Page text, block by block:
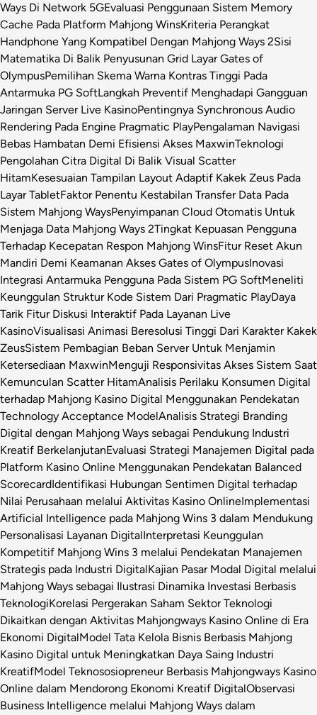
Ways Di Network 5GEvaluasi Penggunaan Sistem Memory
Cache Pada Platform Mahjong WinsKriteria Perangkat
Handphone Yang Kompatibel Dengan Mahjong Ways 2Sisi
Matematika Di Balik Penyusunan Grid Layar Gates of
OlympusPemilihan Skema Warna Kontras Tinggi Pada
Antarmuka PG SoftLangkah Preventif Menghadapi Gangguan
Jaringan Server Live KasinoPentingnya Synchronous Audio
Rendering Pada Engine Pragmatic PlayPengalaman Navigasi
Bebas Hambatan Demi Efisiensi Akses MaxwinTeknologi
Pengolahan Citra Digital Di Balik Visual Scatter
HitamKesesuaian Tampilan Layout Adaptif Kakek Zeus Pada
Layar TabletFaktor Penentu Kestabilan Transfer Data Pada
Sistem Mahjong WaysPenyimpanan Cloud Otomatis Untuk
Menjaga Data Mahjong Ways 2Tingkat Kepuasan Pengguna
Terhadap Kecepatan Respon Mahjong WinsFitur Reset Akun
Mandiri Demi Keamanan Akses Gates of OlympusInovasi
Integrasi Antarmuka Pengguna Pada Sistem PG SoftMeneliti
Keunggulan Struktur Kode Sistem Dari Pragmatic PlayDaya
Tarik Fitur Diskusi Interaktif Pada Layanan Live
KasinoVisualisasi Animasi Beresolusi Tinggi Dari Karakter Kakek
ZeusSistem Pembagian Beban Server Untuk Menjamin
Ketersediaan MaxwinMenguji Responsivitas Akses Sistem Saat
Kemunculan Scatter HitamAnalisis Perilaku Konsumen Digital
terhadap Mahjong Kasino Digital Menggunakan Pendekatan
Technology Acceptance ModelAnalisis Strategi Branding
Digital dengan Mahjong Ways sebagai Pendukung Industri
Kreatif BerkelanjutanEvaluasi Strategi Manajemen Digital pada
Platform Kasino Online Menggunakan Pendekatan Balanced
ScorecardIdentifikasi Hubungan Sentimen Digital terhadap
Nilai Perusahaan melalui Aktivitas Kasino OnlineImplementasi
Artificial Intelligence pada Mahjong Wins 3 dalam Mendukung
Personalisasi Layanan DigitalInterpretasi Keunggulan
Kompetitif Mahjong Wins 3 melalui Pendekatan Manajemen
Strategis pada Industri DigitalKajian Pasar Modal Digital melalui
Mahjong Ways sebagai Ilustrasi Dinamika Investasi Berbasis
TeknologiKorelasi Pergerakan Saham Sektor Teknologi
Dikaitkan dengan Aktivitas Mahjongways Kasino Online di Era
Ekonomi DigitalModel Tata Kelola Bisnis Berbasis Mahjong
Kasino Digital untuk Meningkatkan Daya Saing Industri
KreatifModel Teknososiopreneur Berbasis Mahjongways Kasino
Online dalam Mendorong Ekonomi Kreatif DigitalObservasi
Business Intelligence melalui Mahjong Ways dalam